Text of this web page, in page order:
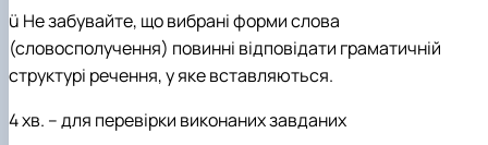
ü Не забувайте, що вибрані форми слова
(словосполучення) повинні відповідати граматичній
структурі речення, у яке вставляються.
4 хв. –для перевірки виконаних завданих